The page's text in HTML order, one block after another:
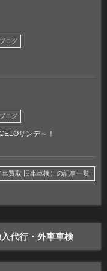
ログ
ログ
サンデ～！
買取 旧車車検）の記事一覧
代行・外車車検